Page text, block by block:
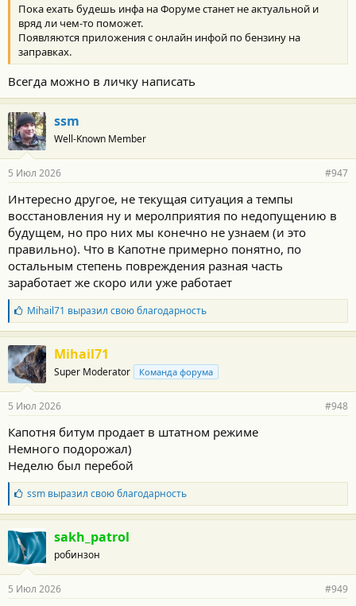
и
:
Пока ехать будешь инфа на Форуме станет не актуальной и
вряд ли чем-то поможет.
Появляются приложения с онлайн инфой по бензину на
заправках.
Всегда можно в личку написать
ssm
Well-Known Member
5 Июл 2026 #947
Интересно другое, не текущая ситуация а темпы
восстановления ну и меролприятия по недопущению в
будущем, но про них мы конечно не узнаем (и это
правильно). Что в Капотне примерно понятно, по
остальным степень повреждения разная часть
заработает же скоро или уже работает
Б
л
а
г
о
д
а
н
с
т
и
Mihail71 выразил свою благодарность
Mihail71
Super Moderator Команда форума
5 Июл 2026 #948
Капотня битум продает в штатном режиме
Немного подорожал)
Неделю был перебой
Б
л
а
г
о
д
а
н
ssmвыразил свою благодарность
sakh_patrol
робинзон
5 Июл 2026 #949